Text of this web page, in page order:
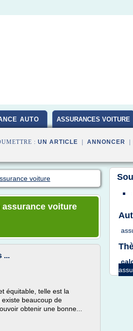
AUTO ASSURANCES VOITURE
: UN ARTICLE ANNONCER
voiture
voiture
...
équitable, telle est la
beaucoup de
obtenir une bonne...